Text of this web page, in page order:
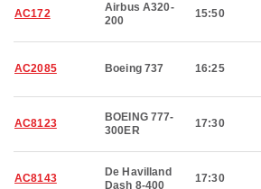
AC172
Airbus A320-
200
15:50
AC2085 Boeing 737 16:25
AC8123
BOEING 777-
300ER
17:30
AC8143
De Havilland
Dash 8-400
17:30